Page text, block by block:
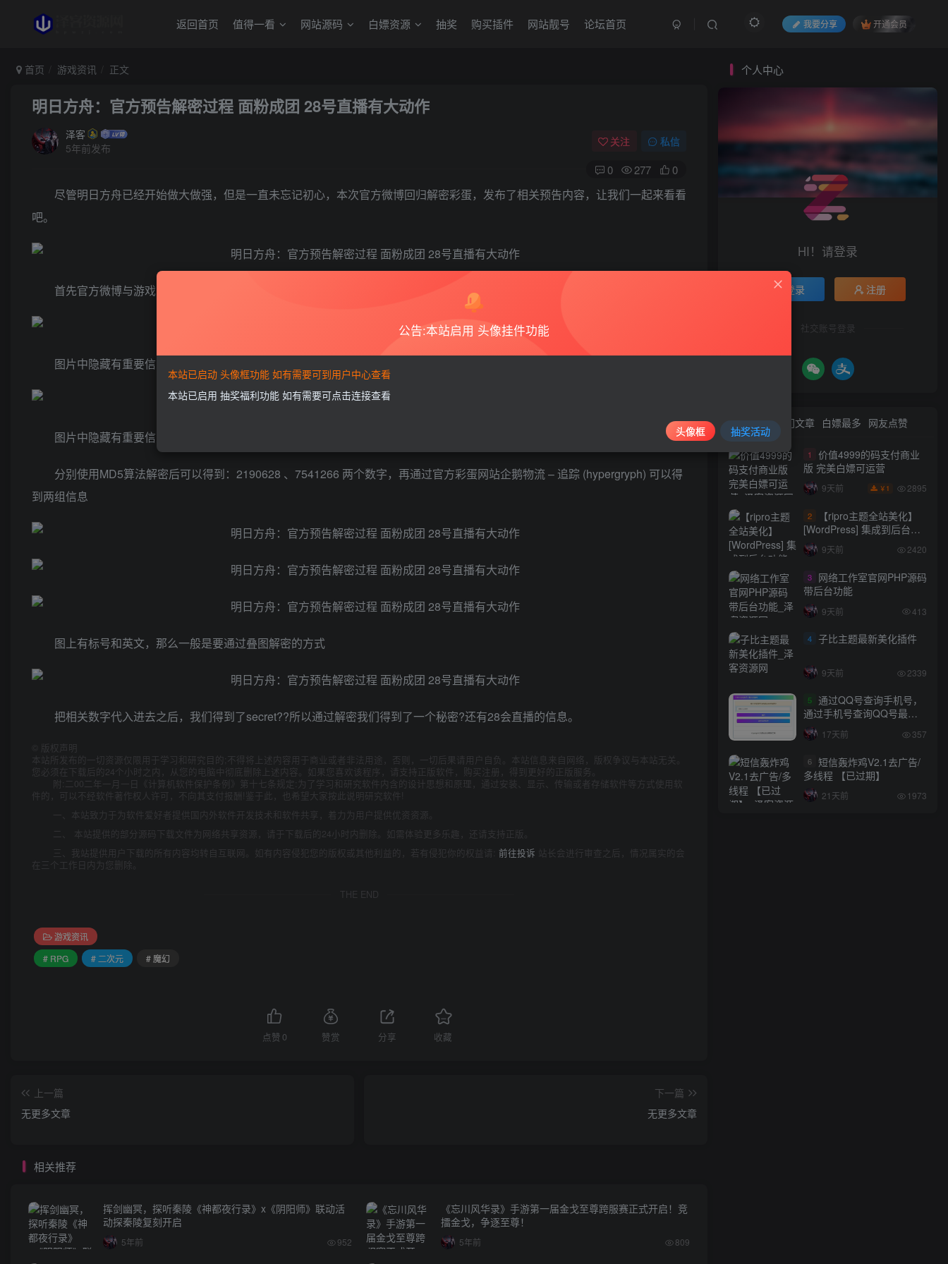
返回首页 值得一看 网站源码 白嫖资源 抽奖 购买插件 网站靓号 论坛首页 我要分享 开通会员
首页 游戏资讯 正文
明日方舟：官方预告解密过程 面粉成团 28号直播有大动作
泽客
5年前发布
关注 私信
0 277 0
尽管明日方舟已经开始做大做强，但是一直未忘记初心，本次官方微博回归解密彩蛋，发布了相关预告内容，让我们一起来看看
吧。
首先官方微博与游戏内公告各推送了一张图
图片中隐藏有重要信息：256E642848AD15ADE476902B081E0B06
图片中隐藏有重要信息：570A3B05E0F86CD384C678CCCC864770
分别使用MD5算法解密后可以得到：2190628 、7541266 两个数字，再通过官方彩蛋网站企鹅物流 – 追踪 (hypergryph) 可以得
到两组信息
图上有标号和英文，那么一般是要通过叠图解密的方式
把相关数字代入进去之后，我们得到了secret??所以通过解密我们得到了一个秘密?还有28会直播的信息。
版权声明
本站所发布的一切资源仅限用于学习和研究目的;不得将上述内容用于商业或者非法用途，否则，一切后果请用户自负。本站信息来自网络，版权争议与本站无关。
您必须在下载后的24个小时之内，从您的电脑中彻底删除上述内容。如果您喜欢该程序，请支持正版软件，购买注册，得到更好的正版服务。
附:二00二年一月一日《计算机软件保护条例》第十七条规定:为了学习和研究软件内含的设计思想和原理，通过安装、显示、传输或者存储软件等方式使用软
件的，可以不经软件著作权人许可，不向其支付报酬!鉴于此，也希望大家按此说明研究软件!
一、本站致力于为软件爱好者提供国内外软件开发技术和软件共享，着力为用户提供优资资源。
二、 本站提供的部分源码下载文件为网络共享资源，请于下载后的24小时内删除。如需体验更多乐趣，还请支持正版。
三、我站提供用户下载的所有内容均转自互联网。如有内容侵犯您的版权或其他利益的，若有侵犯你的权益请: 前往投诉 站长会进行审查之后，情况属实的会
在三个工作日内为您删除。
THE END
游戏资讯
# RPG
# 二次元 # 魔幻
点赞 0 赞赏 分享 收藏
上一篇
无更多文章
下一篇
无更多文章
相关推荐
挥剑幽冥，探听秦陵《神都夜行录》x《阴阳师》联动活
动探秦陵复刻开启
5年前 952
《忘川风华录》手游第一届金戈至尊跨服赛正式开启！竞
擂金戈，争逐至尊！
5年前 809
个人中心
HI！请登录
登录 注册
社交账号登录
热门文章 白嫖最多 网友点赞
1
价值4999的码支付商业
版 完美白嫖可运营
9天前 ￥ 1 2895
2
【ripro主题全站美化】
[WordPress] 集成到后台功
能的全站美化包
WordPress…
9天前 2420
3
网络工作室官网PHP源码
带后台功能
9天前 413
4 子比主题最新美化插件
9天前 2339
5 通过QQ号查询手机号，
通过手机号查询QQ号最新
网站源码
17天前 357
6 短信轰炸鸡V2.1去广告/
多线程 【已过期】
21天前 1973
公告:本站启用 头像挂件功能
本站已启动 头像框功能 如有需要可到用户中心查看
本站已启用 抽奖福利功能 如有需要可点击连接查看
头像框 抽奖活动